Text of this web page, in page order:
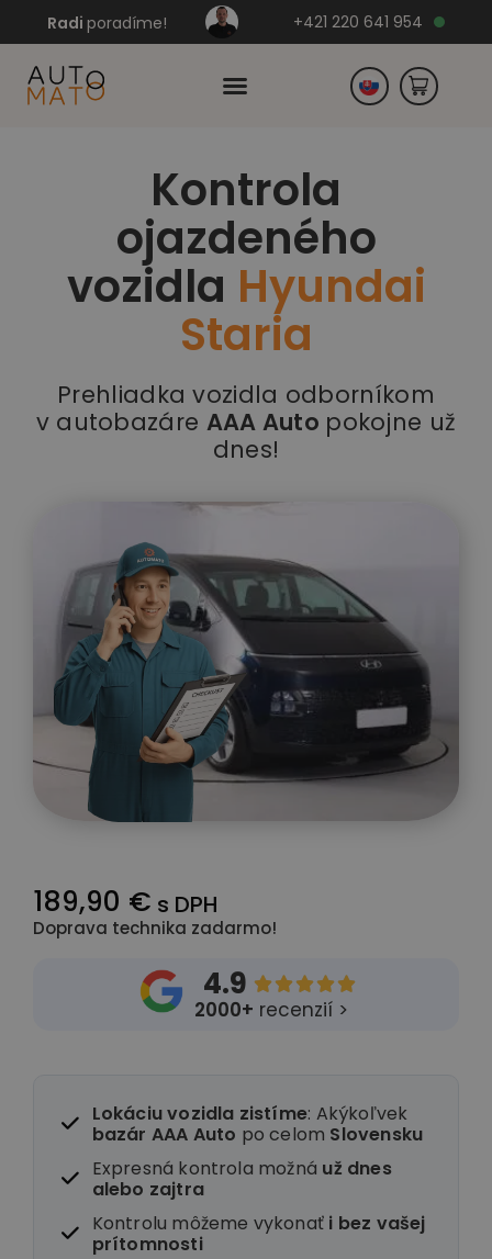
Radi poradíme! +421 220 641 954
Kontrola
ojazdeného
vozidla Hyundai
Staria
Prehliadka vozidla odborníkom
v autobazáre AAA Auto pokojne už
dnes!
189,90 € s DPH
Doprava technika zadarmo!
4.9 
2000+ recenzií >
Lokáciu vozidla zistíme: Akýkoľvek
bazár AAA Auto po celom Slovensku
Expresná kontrola možná už dnes
alebo zajtra
Kontrolu môžeme vykonať i bez vašej
prítomnosti